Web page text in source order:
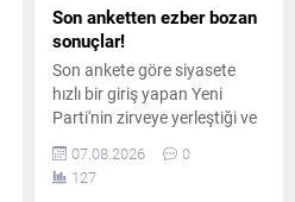
Son anketten ezber bozan
sonuçlar!
Son ankete göre siyasete
hızlı bir giriş yapan Yeni
Parti'nin zirveye yerleştiği ve
AK Parti'nin ikinci sırada yer
aldığı ankette, CHP ve
MHP'nin yaşadığı tarihi oy
07.08.2026
0
127